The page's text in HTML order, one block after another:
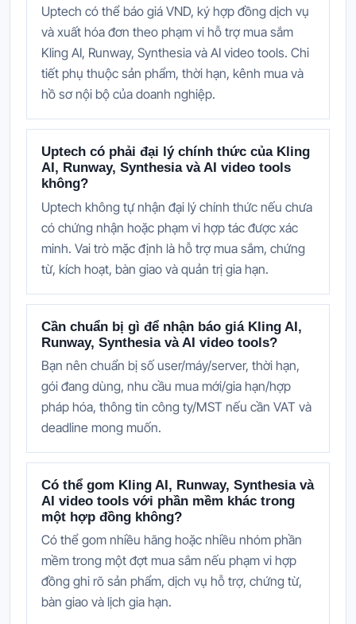
Uptech có thể báo giá VND, ký hợp đồng dịch vụ
và xuất hóa đơn theo phạm vi hỗ trợ mua sắm
Kling AI, Runway, Synthesia và AI video tools. Chi
tiết phụ thuộc sản phẩm, thời hạn, kênh mua và
hồ sơ nội bộ của doanh nghiệp.
Uptech có phải đại lý chính thức của Kling
AI, Runway, Synthesia và AI video tools
không?
Uptech không tự nhận đại lý chính thức nếu chưa
có chứng nhận hoặc phạm vi hợp tác được xác
minh. Vai trò mặc định là hỗ trợ mua sắm, chứng
từ, kích hoạt, bàn giao và quản trị gia hạn.
Cần chuẩn bị gì để nhận báo giá Kling AI,
Runway, Synthesia và AI video tools?
Bạn nên chuẩn bị số user/máy/server, thời hạn,
gói đang dùng, nhu cầu mua mới/gia hạn/hợp
pháp hóa, thông tin công ty/MST nếu cần VAT và
deadline mong muốn.
Có thể gom Kling AI, Runway, Synthesia và
AI video tools với phần mềm khác trong
một hợp đồng không?
Có thể gom nhiều hãng hoặc nhiều nhóm phần
mềm trong một đợt mua sắm nếu phạm vi hợp
đồng ghi rõ sản phẩm, dịch vụ hỗ trợ, chứng từ,
bàn giao và lịch gia hạn.